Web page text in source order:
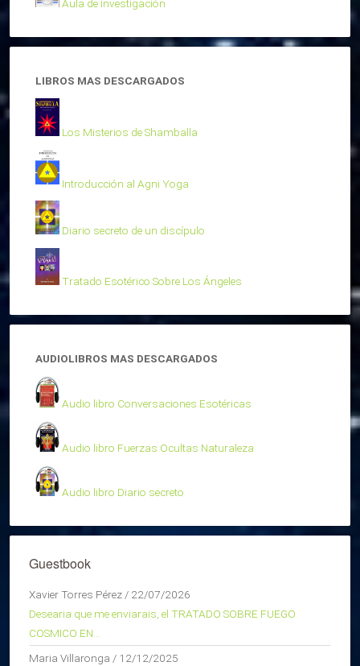
Aula de investigación
LIBROS MAS DESCARGADOS
Los Misterios de Shamballa
Introducción al Agni Yoga
Diario secreto de un discípulo
Tratado Esotérico Sobre Los Ángeles
AUDIOLIBROS MAS DESCARGADOS
Audio libro Conversaciones Esotéricas
Audio libro Fuerzas Ocultas Naturaleza
Audio libro Diario secreto
Guestbook
Xavier Torres Pérez / 22/07/2026
Desearia que me enviarais, el TRATADO SOBRE FUEGO
COSMICO EN...
Maria Villaronga / 12/12/2025